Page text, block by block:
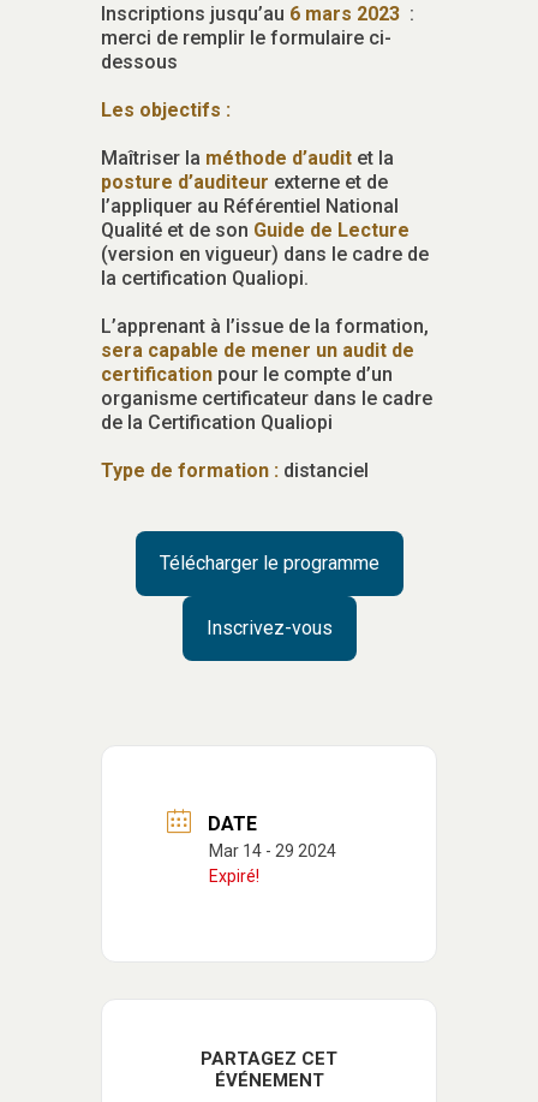
Inscriptions jusqu’au 6 mars 2023 :
merci de remplir le formulaire ci-
dessous
Les objectifs :
Maîtriser la méthode d’audit et la
posture d’auditeur externe et de
l’appliquer au Référentiel National
Qualité et de son Guide de Lecture
(version en vigueur) dans le cadre de
la certification Qualiopi.
L’apprenant à l’issue de la formation,
sera capable de mener un audit de
certification pour le compte d’un
organisme certificateur dans le cadre
de la Certification Qualiopi
Type de formation : distanciel
Télécharger le programme
Inscrivez-vous
DATE
Mar 14 - 29 2024
Expiré!
PARTAGEZ CET
ÉVÉNEMENT